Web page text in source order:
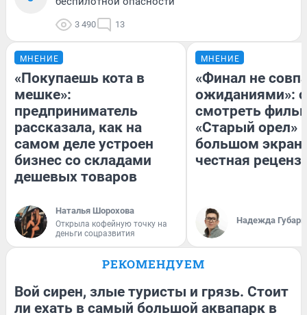
3 490 13
МНЕНИЕ
«Покупаешь кота в
мешке»:
предприниматель
рассказала, как на
самом деле устроен
бизнес со складами
дешевых товаров
Наталья Шорохова
Открыла кофейную точку на
деньги соцразвития
МНЕНИЕ
«Финал не
ожиданиями»:
смотреть
«Старый орел»
большом
честная
Надежда Губарь
РЕКОМЕНДУЕМ
Вой сирен, злые туристы и грязь. Стоит
ли ехать в самый большой аквапарк в